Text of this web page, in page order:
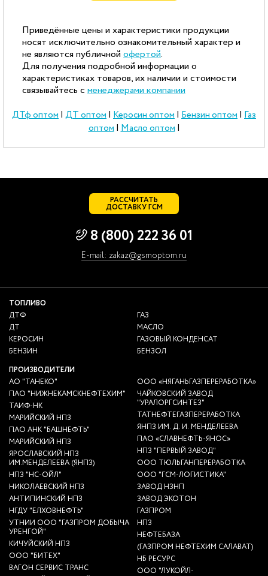
Приведённые цены и характеристики продукции
носят исключительно ознакомительный характер и
не являются публичной офертой.
Для получения подробной информации о
характеристиках товаров, их наличии и стоимости
связывайтесь сменеджерами компании
ДТф оптом| ДТ оптом| Керосин оптом| Бензин оптом| Газ
оптом|Масло оптом|
РАССЧИТАТЬ
ДОСТАВКУ ГСМ
8 (800) 222 36 01
E-mail: zakaz@gsmoptom.ru
ТОПЛИВО
ДТФ
ДТ
КЕРОСИН
БЕНЗИН
ГАЗ
МАСЛО
ГАЗОВЫЙ КОНДЕНСАТ
БЕНЗОЛ
ПРОИЗВОДИТЕЛИ
АО "ТАНЕКО"
ПАО "НИЖНЕКАМСКНЕФТЕХИМ"
ТАИФ-НК
МАРИЙСКИЙ НПЗ
ПАО АНК "БАШНЕФТЬ"
МАРИЙСКИЙ НПЗ
ЯРОСЛАВСКИЙ НПЗ
ИМ.МЕНДЕЛЕЕВА (ЯНПЗ)
НПЗ "НС-ОЙЛ"
НИКОЛАЕВСКИЙ НПЗ
АНТИПИНСКИЙ НПЗ
НГДУ "ЕЛХОВНЕФТЬ"
УТНИИ ООО "ГАЗПРОМ ДОБЫЧА
УРЕНГОЙ"
КИЧУЙСКИЙ НПЗ
ООО "БИТЕХ"
ВАГОН СЕРВИС ТРАНС
ООО «НЯГАНЬГАЗПЕРЕРАБОТКА»
ЧАЙКОВСКИЙ ЗАВОД
"УРАЛОРГСИНТЕЗ"
ТАТНЕФТЕГАЗПЕРЕРАБОТКА
ЯНПЗ ИМ. Д. И. МЕНДЕЛЕЕВА
ПАО «СЛАВНЕФТЬ-ЯНОС»
НПЗ "ПЕРВЫЙ ЗАВОД"
ООО ТЮЛЬГАНПЕРЕРАБОТКА
ООО "ГСМ-ЛОГИСТИКА"
ЗАВОД НЗНП
ЗАВОД ЭКОТОН
ГАЗПРОМ
НПЗ
НЕФТЕБАЗА
(ГАЗПРОМ НЕФТЕХИМ САЛАВАТ)
НБ РЕСУРС
ООО "ЛУКОЙЛ-